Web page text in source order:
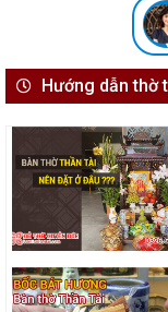
Hướng dẫn thờ